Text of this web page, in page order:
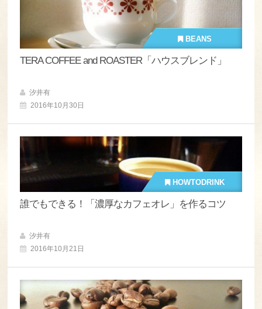
BEANS
TERA COFFEE and ROASTER「ハウスブレンド」
汐井有
2016年10月30日
HOWTODRINK
誰でもできる！「濃厚なカフェオレ」を作るコツ
汐井有
2016年10月21日